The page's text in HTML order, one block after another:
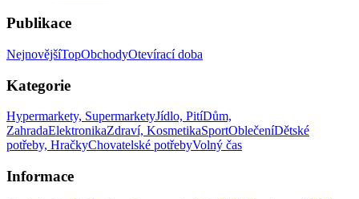
Publikace
NejnovějšíTopObchodyOtevírací doba
Kategorie
Hypermarkety, SupermarketyJídlo, PitíDům,
ZahradaElektronikaZdraví, KosmetikaSportOblečeníDětské
potřeby, HračkyChovatelské potřebyVolný čas
Informace